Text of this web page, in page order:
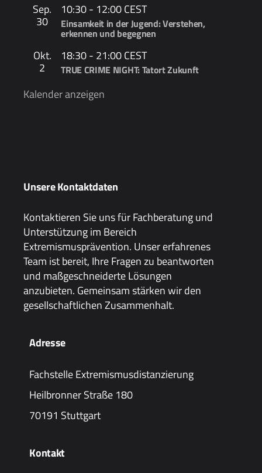
Unsere Kontaktdaten
Kontaktieren Sie uns für Fachberatung und
Unterstützung im Bereich
Extremismusprävention. Unser erfahrenes
Team ist bereit, Ihre Fragen zu beantworten
und maßgeschneiderte Lösungen
anzubieten. Gemeinsam stärken wir den
gesellschaftlichen Zusammenhalt.
Adresse
Fachstelle Extremismusdistanzierung
Heilbronner Straße 180
70191 Stuttgart
Kontakt
Sep.
30
10:30- 12:00CEST
Einsamkeit in der Jugend: Verstehen,
erkennen und begegnen
Okt.
2
18:30- 21:00CEST
TRUE CRIME NIGHT: Tatort Zukunft
Kalender anzeigen